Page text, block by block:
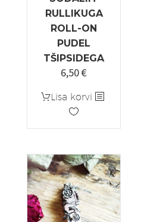
RULLIKUGA
ROLL-ON
PUDEL
TŠIPSIDEGA
6,50€
Lisa korvi